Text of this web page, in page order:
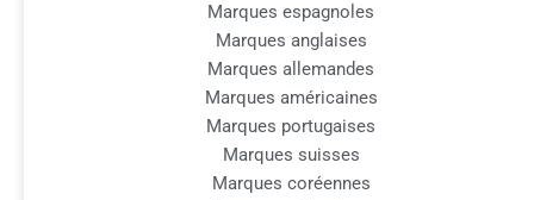
Marques espagnoles
Marques anglaises
Marques allemandes
Marques américaines
Marques portugaises
Marques suisses
Marques coréennes